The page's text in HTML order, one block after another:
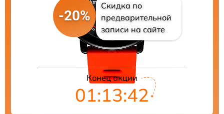
-20%
Скидка по
предварительной
записи на сайте
Конец акции
01:13:41